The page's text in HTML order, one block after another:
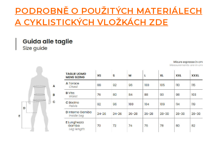
PODROBNĚ O POUŽITÝCH MATERIÁLECH
A CYKLISTICKÝCH VLOŽKÁCH ZDE